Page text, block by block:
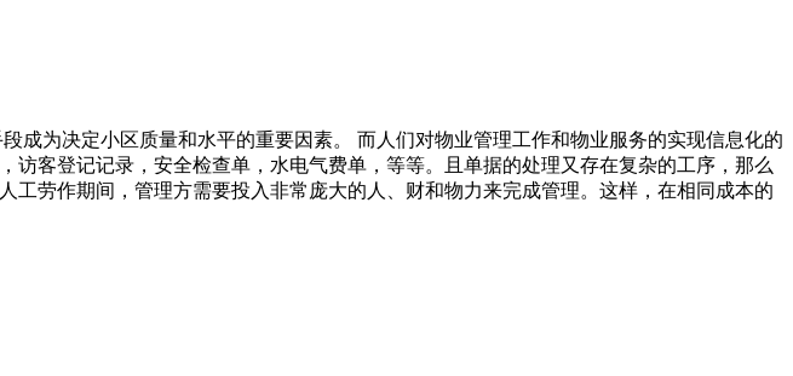
成为决定小区质量和水平的重要因素。 而人们对物业管理工作和物业服务的实现信息化的
客登记记录，安全检查单，水电气费单，等等。且单据的处理又存在复杂的工序，那么
作期间，管理方需要投入非常庞大的人、财和物力来完成管理。这样，在相同成本的